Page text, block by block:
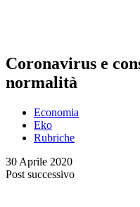
Coronavirus e
normalità
Economia
Eko
Rubriche
30 Aprile 2020
Post successivo